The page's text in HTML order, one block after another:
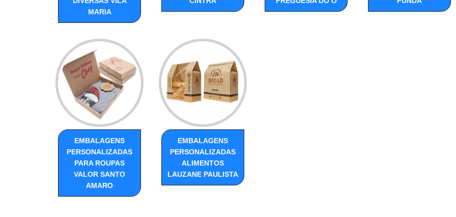
MARIA
EMBALAGENS
PERSONALIZADAS
PARA ROUPAS
VALOR SANTO
AMARO
EMBALAGENS
PERSONALIZADAS
ALIMENTOS
LAUZANE PAULISTA